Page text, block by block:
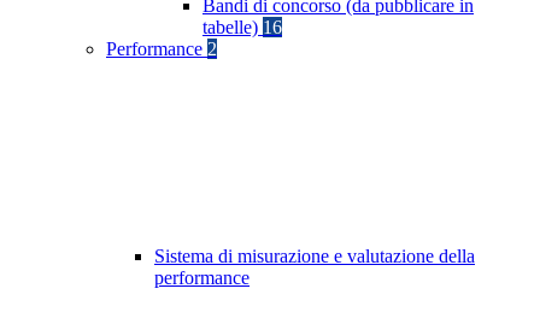
Bandi di concorso (da pubblicare in
tabelle) 16
Performance 2
Sistema di misurazione e valutazione della
performance